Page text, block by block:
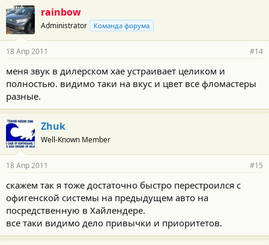
rainbow
Administrator Команда форума
18 Апр 2011 #14
меня звук в дилерском хае устраивает целиком и
полностью. видимо таки на вкус и цвет все фломастеры
разные.
Zhuk
Well-Known Member
18 Апр 2011 #15
скажем так я тоже достаточно быстро перестроился с
офигенской системы на предыдущем авто на
посредственную в Хайлендере.
все таки видимо дело привычки и приоритетов.